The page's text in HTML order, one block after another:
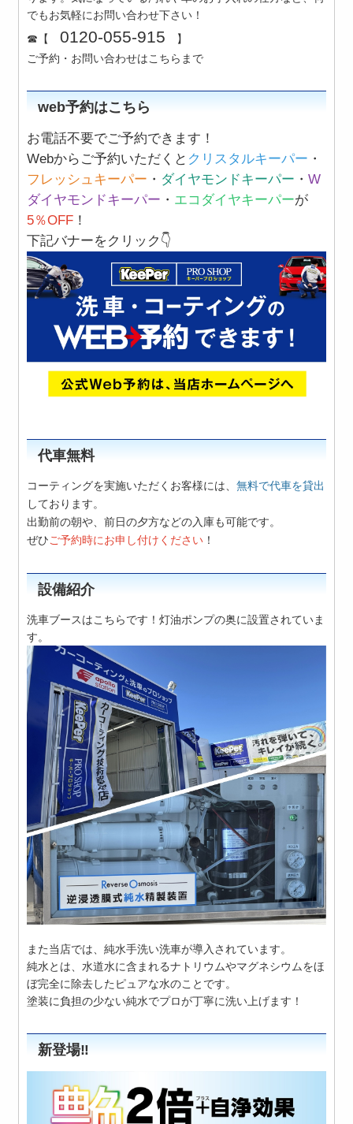
でもお気軽にお問い合わせ下さい！
☎【0120-055-915 】
ご予約・お問い合わせはこちらまで
web予約はこちら
お電話不要でご予約できます！
Webからご予約いただくと クリスタルキーパー ・
フレッシュキーパー ・ ダイヤモンドキーパー ・W
ダイヤモンドキーパー ・ エコダイヤキーパーが
5％OFF ！
下記バナーをクリック👇
代車無料
コーティングを実施いただくお客様には、無料で代車を貸出
しております。
出勤前の朝や、前日の夕方などの入庫も可能です。
ぜひご予約時にお申し付けください ！
設備紹介
洗車ブースはこちらです！灯油ポンプの奥に設置されていま
す。
また当店では、純水手洗い洗車が導入されています。
純水とは、水道水に含まれるナトリウムやマグネシウムをほ
ぼ完全に除去したピュアな水のことです。
塗装に負担の少ない純水でプロが丁寧に洗い上げます！
新登場‼